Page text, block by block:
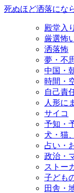
死ぬほど洒落にな
殿堂入
厳選怖
洒落怖
夢・不
中国・
時間・
自己責
人形に
サイコ
予知・
犬・猫
占い・
政治・
ストー
子ども
田舎・